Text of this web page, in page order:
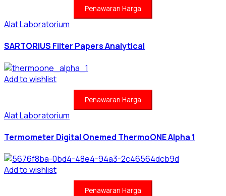
Penawaran Harga
Alat Laboratorium
SARTORIUS Filter Papers Analytical
Add to wishlist
Penawaran Harga
Alat Laboratorium
Termometer Digital Onemed ThermoONE Alpha 1
Add to wishlist
Penawaran Harga